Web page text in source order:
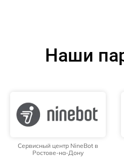
Наши
Сервисный центр NineBot в
Ростове-на-Дону